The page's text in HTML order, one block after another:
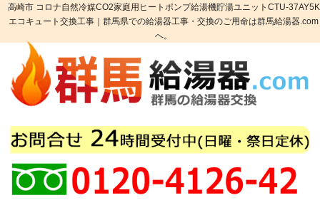
高崎市 コロナ自然冷媒CO2家庭用ヒートポンプ給湯機貯湯ユニットCTU-37AY5K
エコキュート交換工事｜群馬県での給湯器工事・交換のご用命は群馬給湯器.com
へ。